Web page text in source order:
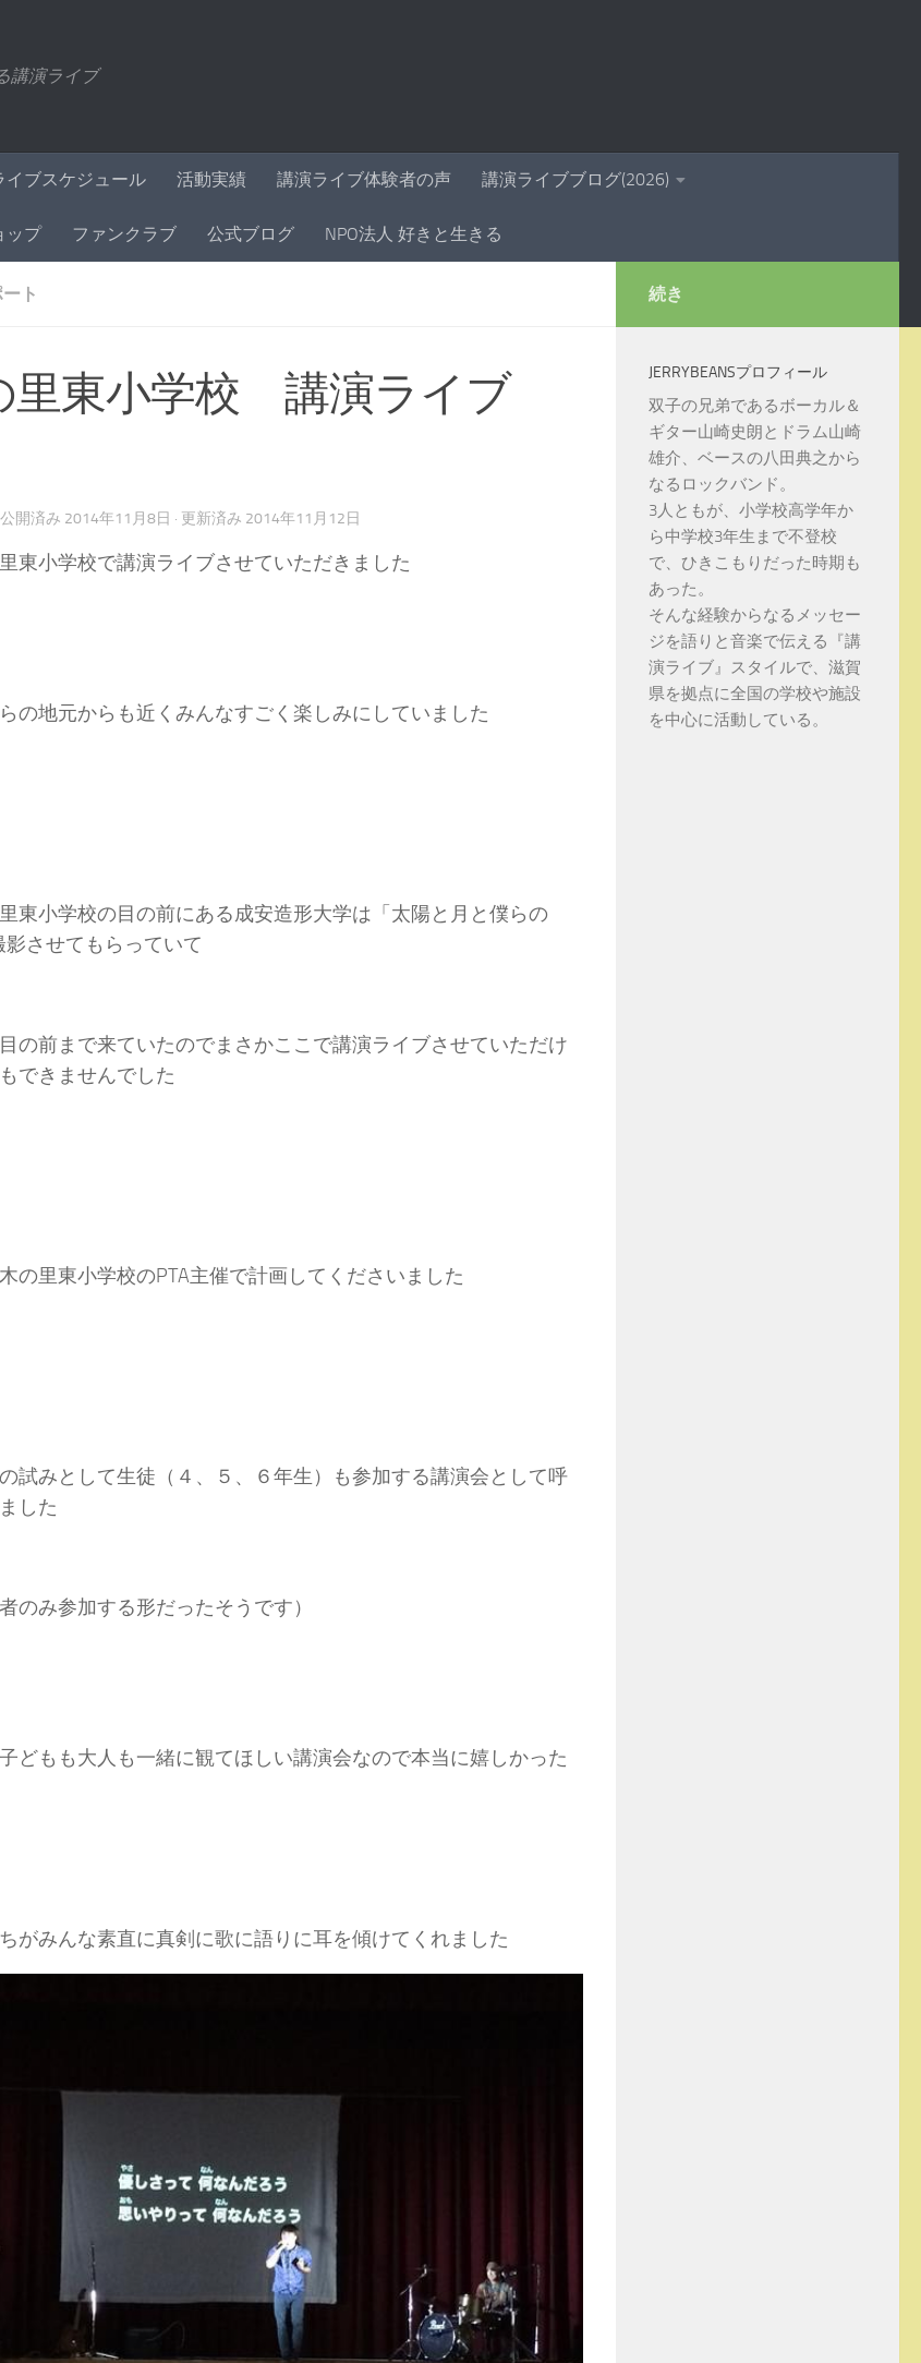
講演ライブ
イブスケジュール 活動実績 講演ライブ体験者の声 講演ライブブログ(2026)
ップ ファンクラブ 公式ブログ NPO法人 好きと生きる
ト
里東小学校 講演ライブ
公開済み 2014年11月8日 · 更新済み 2014年11月12日
東小学校で講演ライブさせていただきました
の地元からも近くみんなすごく楽しみにしていました
東小学校の目の前にある成安造形大学は「太陽と月と僕らの
影させてもらっていて
の前まで来ていたのでまさかここで講演ライブさせていただけ
できませんでした
の里東小学校のPTA主催で計画してくださいました
試みとして生徒（４、５、６年生）も参加する講演会として呼
した
のみ参加する形だったそうです）
どもも大人も一緒に観てほしい講演会なので本当に嬉しかった
がみんな素直に真剣に歌に語りに耳を傾けてくれました
続き
JERRYBEANSプロフィール
双子の兄弟であるボーカル＆
ギター山崎史朗とドラム山崎
雄介、ベースの八田典之から
なるロックバンド。
3人ともが、小学校高学年か
ら中学校3年生まで不登校
で、ひきこもりだった時期も
あった。
そんな経験からなるメッセー
ジを語りと音楽で伝える『講
演ライブ』スタイルで、滋賀
県を拠点に全国の学校や施設
を中心に活動している。